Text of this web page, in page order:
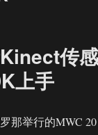
传
上手
那举行的MWC